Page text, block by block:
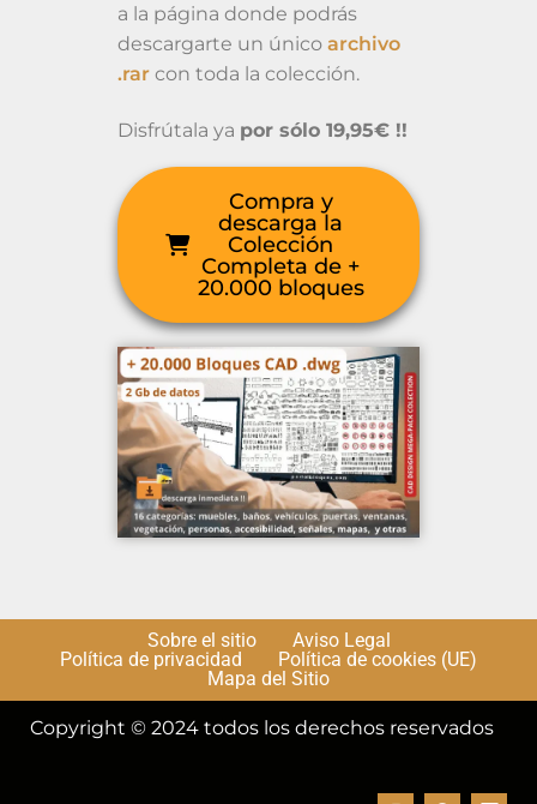
a la página donde podrás
descargarte un único archivo
.rar con toda la colección.
Disfrútala ya por sólo 19,95€ !!
Compra y
descarga la
Colección
Completa de +
20.000 bloques
Sobre el sitio
Aviso Legal
Política de privacidad
Política de cookies (UE)
Mapa del Sitio
Copyright © 2024 todos los derechos reservados